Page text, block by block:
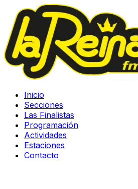
Inicio
Secciones
Las Finalistas
Programación
Actividades
Estaciones
Contacto